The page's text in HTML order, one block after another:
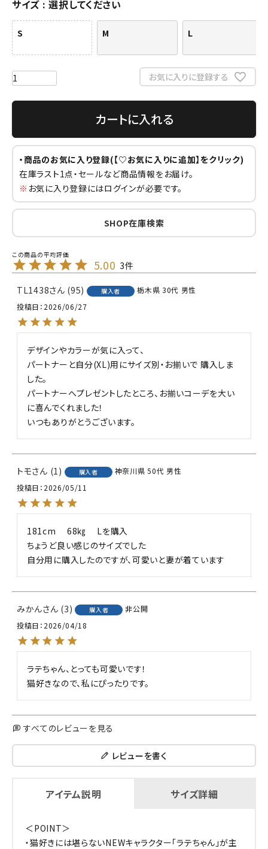
サイズ 選択してください
S M L
お気に入りに登録する
カートに入れる
・商品のお気に入り登録(【♡お気に入りに追加】をクリック)
在庫ラスト1点・セールなど商品情報をお届け。
※ お気に入り登録にはログインが必要です。
SHOP在庫検索
5.00 3
TL1438 95 購入者 栃木県 30代 男性
投稿日 2026/06/27
デザインやカラーが気に入って、
パートナーと自分(XL)用にサイズ別・お揃いで 購入しま
した。
パートナーへプレゼントしたところ、お揃いコーデを大い
に喜んでくれました！
いつもありがとうございます。
トモ 1 購入者 神奈川県 50代 男性
投稿日 2026/05/11
181cm 　68㎏ 　Lを購入
ちょうど良い感じのサイズでした
自分用に購入したのですが、可愛いと妻が着ています
みかん 3 購入者
非公開
投稿日 2026/04/18
ラテちゃん、とっても可愛いです！
猫好きなので、私にぴったりです。
すべてのレビューを見る
レビューを書く
アイテム説明 サイズ詳細
＜POINT＞
・猫好きには堪らないNEWキャラクター「ラテちゃん」が主